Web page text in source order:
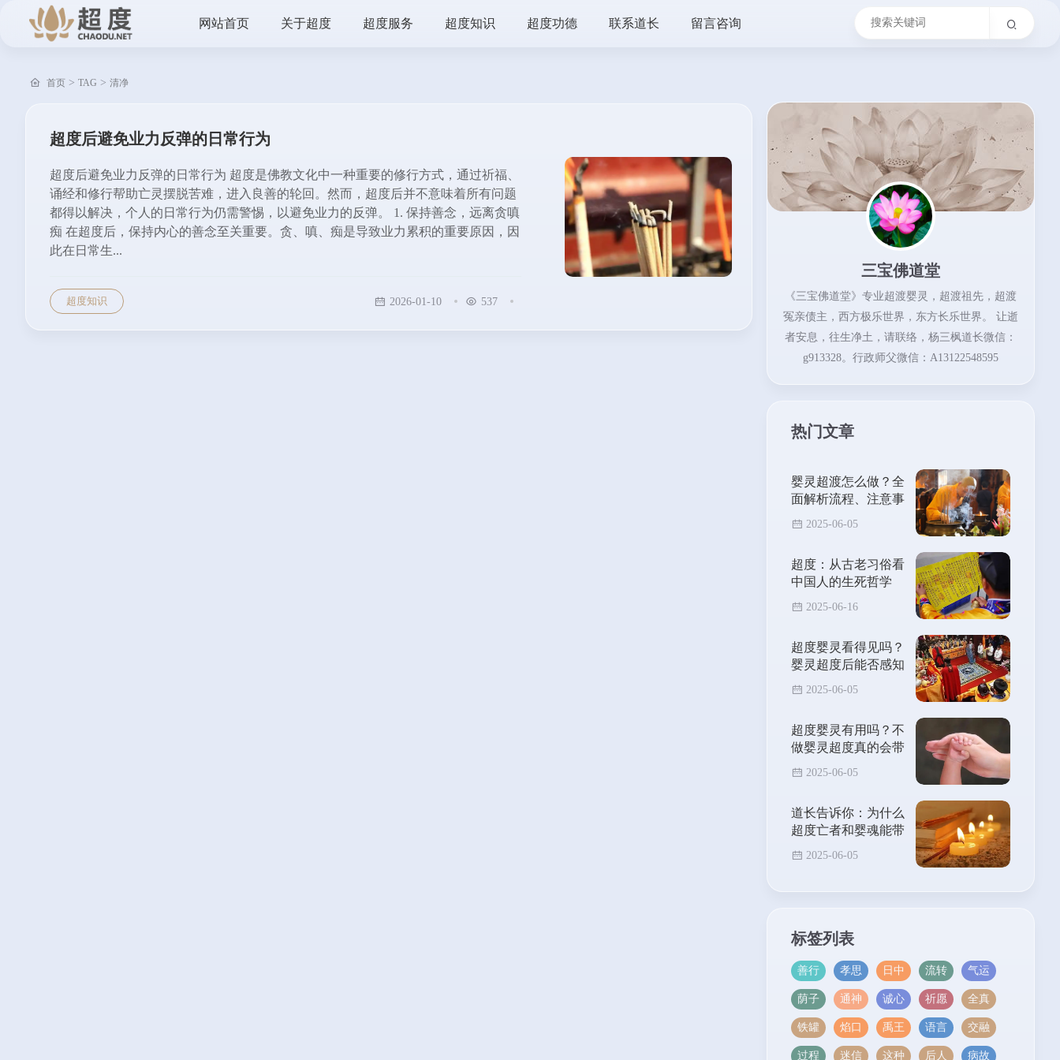
网站首页 关于超度 超度服务 超度知识 超度功德 联系道长 留言咨询
首页 > TAG > 清净
超度后避免业力反弹的日常行为
超度后避免业力反弹的日常行为 超度是佛教文化中一种重要的修行方式，通过祈福、
诵经和修行帮助亡灵摆脱苦难，进入良善的轮回。然而，超度后并不意味着所有问题
都得以解决，个人的日常行为仍需警惕，以避免业力的反弹。 1. 保持善念，远离贪嗔
痴 在超度后，保持内心的善念至关重要。贪、嗔、痴是导致业力累积的重要原因，因
此在日常生...
超度知识 2026-01-10 537
三宝佛道堂
《三宝佛道堂》专业超渡婴灵，超渡祖先，超渡
冤亲债主，西方极乐世界，东方长乐世界。 让逝
者安息，往生净土，请联络，杨三枫道长微信：
g913328。行政师父微信：A13122548595
热门文章
婴灵超渡怎么做？全
面解析流程、注意事
项与能量转化方法
2025-06-05
超度：从古老习俗看
中国人的生死哲学
2025-06-16
超度婴灵看得见吗？
婴灵超度后能否感知
其离去？
2025-06-05
超度婴灵有用吗？不
做婴灵超度真的会带
来霉运吗？
2025-06-05
道长告诉你：为什么
超度亡者和婴魂能带
来福报？
2025-06-05
标签列表
善行 孝思 日中 流转 气运
荫子 通神 诚心 祈愿 全真
铁罐 焰口 禹王 语言 交融
过程 迷信 这种 后人 病故